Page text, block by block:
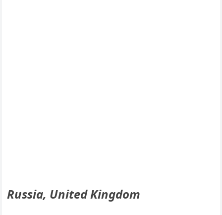
Russia, United Kingdom